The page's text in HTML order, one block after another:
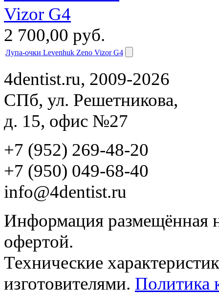
2 700,00 руб.
Лупа-очки Levenhuk Zeno Vizor G4
4dentist.ru, 2009-2026
СПб, ул. Решетникова,
д. 15, офис №27
+7 (952) 269-48-20
‪+7 (950) 049-68-40
info@4dentist.ru
Информация размещённая
офертой.
Технические
изготовителями. Политика